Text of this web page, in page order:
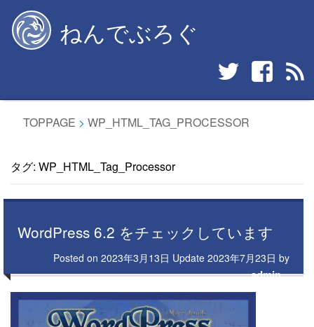
content
ねんでぶろぐ
TOPPAGE > WP_HTML_TAG_PROCESSOR
タグ: WP_HTML_Tag_Processor
WordPress 6.2 をチェックしています
Posted on 2023年3月13日 Update 2023年7月23日 by
admin